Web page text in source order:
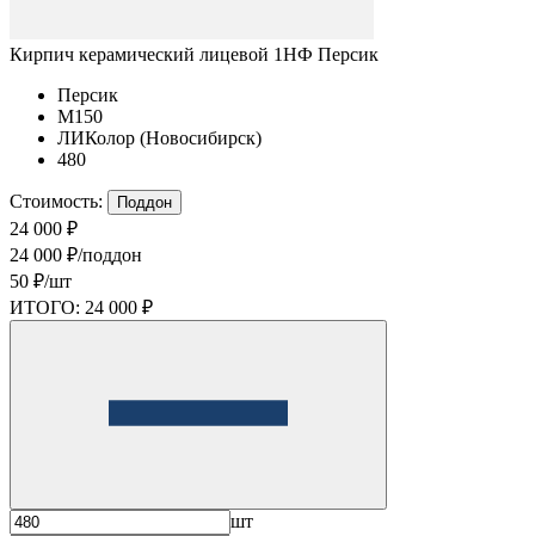
Кирпич керамический лицевой 1НФ Персик
Персик
М150
ЛИКолор (Новосибирск)
480
Стоимость: Поддон
24 000 ₽
24 000 ₽/поддон
50 ₽/шт
ИТОГО: 24 000 ₽
шт